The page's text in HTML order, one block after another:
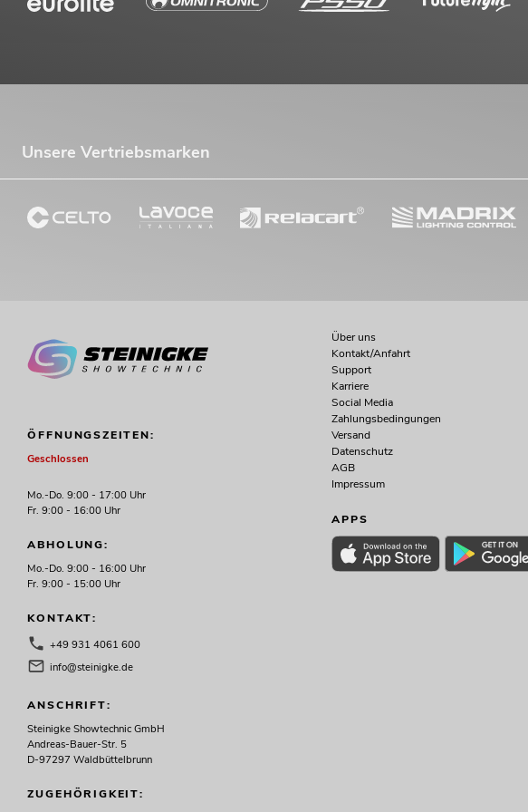
No. 20000451
419,00€
-16%
EUROLITE LED KLS Laser Bar FX-
Lichtset
-16%
EUROLITE LED KLS Laser Bar FX-
Lichtset ws
Bestand reicht ca. 12 Wo.
Unsere Vertriebsmarken
ÖFFNUNGSZEITEN:
Geschlossen
Mo.-Do. 9:00 - 17:00 Uhr
Fr. 9:00 - 16:00 Uhr
ABHOLUNG:
Mo.-Do. 9:00 - 16:00 Uhr
Fr. 9:00 - 15:00 Uhr
KONTAKT:
+49 931 4061 600
info@steinigke.de
ANSCHRIFT:
Steinigke Showtechnic GmbH
Andreas-Bauer-Str. 5
D-97297 Waldbüttelbrunn
ZUGEHÖRIGKEIT:
Über uns
Kontakt/Anfahrt
Support
Karriere
Social Media
Zahlungsbedingungen
Versand
Datenschutz
AGB
Impressum
APPS